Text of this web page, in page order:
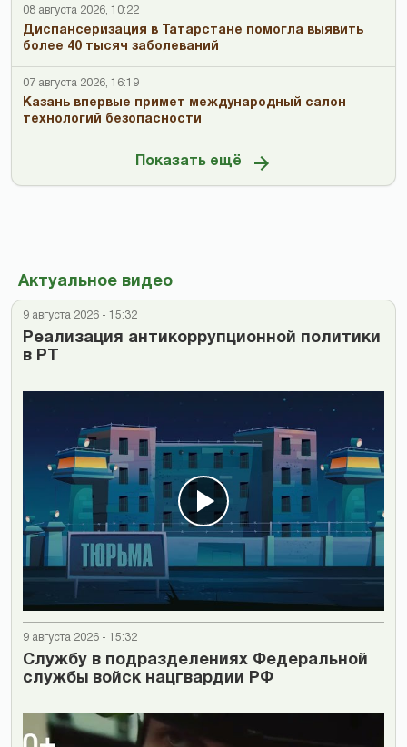
08 августа 2026, 10:22
Диспансеризация в Татарстане помогла выявить
более 40 тысяч заболеваний
07 августа 2026, 16:19
Казань впервые примет международный салон
технологий безопасности
Показать ещё
Актуальное видео
9 августа 2026 - 15:32
Реализация антикоррупционной политики
в РТ
9 августа 2026 - 15:32
Cлужбу в подразделениях Федеральной
службы войск нацгвардии РФ